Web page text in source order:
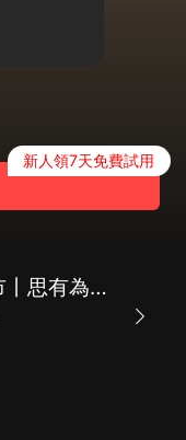
新人領7天免費試用
龍行兵王丨熱血都市丨思有為演播